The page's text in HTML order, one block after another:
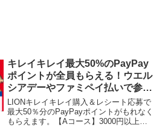
キレイキレイ最大50%のPayPay
ポイントが全員もらえる！ウエル
シアデーやファミペイ払いで参加
しよう
LIONキレイキレイ購入＆レシート応募で
最大50％分のPayPayポイントがもれなく
もらえます。【Aコース】3000円以上購